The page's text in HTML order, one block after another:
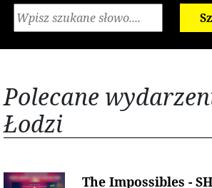
Polecane
Łodzi
The Impossibles -